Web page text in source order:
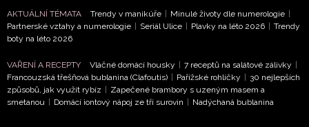
AKTUÁLNÍ TÉMATA Trendy v manikúře Minulé životy dle numerologie
Partnerské vztahy a numerologie
Seriál Ulice Plavky na léto 2026
Trendy
boty na léto 2026
VAŘENÍ A RECEPTY Vláčné domácí housky 7 receptů na salátové zálivky
Francouzská třešňová bublanina (Clafoutis)
Pařížské rohlíčky
30 nejlepších
způsobů, jak využít rybíz
Zapečené brambory s uzeným masem a
smetanou
Domácí iontový nápoj ze tří surovin Nadýchaná bublanina